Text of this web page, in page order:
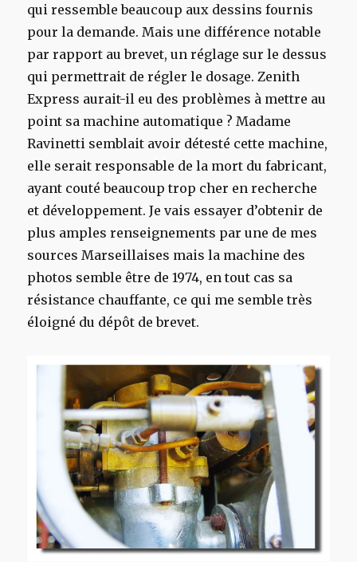
qui ressemble beaucoup aux dessins fournis
pour la demande. Mais une différence notable
par rapport au brevet, un réglage sur le dessus
qui permettrait de régler le dosage. Zenith
Express aurait-il eu des problèmes à mettre au
point sa machine automatique ? Madame
Ravinetti semblait avoir détesté cette machine,
elle serait responsable de la mort du fabricant,
ayant couté beaucoup trop cher en recherche
et développement. Je vais essayer d’obtenir de
plus amples renseignements par une de mes
sources Marseillaises mais la machine des
photos semble être de 1974, en tout cas sa
résistance chauffante, ce qui me semble très
éloigné du dépôt de brevet.